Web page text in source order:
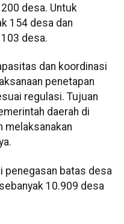
desa. Untuk
154 desa dan
desa.
dan koordinasi
penetapan
regulasi. Tujuan
daerah di
melaksanakan
penegasan batas desa
10.909 desa